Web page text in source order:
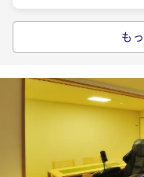
【基本プラン／和会
内容をグレードアッ
せる「和モダン和室」
二食付き 現地決済可 事
も